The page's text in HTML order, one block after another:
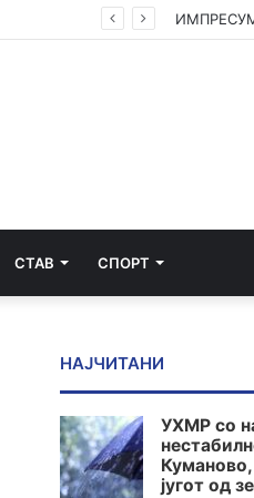
СТАВ СПОРТ
НАЈЧИТАНИ
УХМР со
југот од